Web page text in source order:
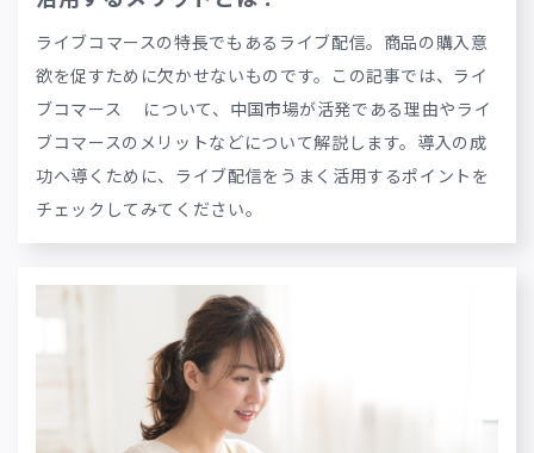
ライブコマースの特長でもあるライブ配信。商品の購入意
欲を促すために欠かせないものです。この記事では、ライ
ブコマース
について、中国市場が活発である理由やライ
ブコマースのメリットなどについて解説します。導入の成
功へ導くために、ライブ配信をうまく活用するポイントを
チェックしてみてください。